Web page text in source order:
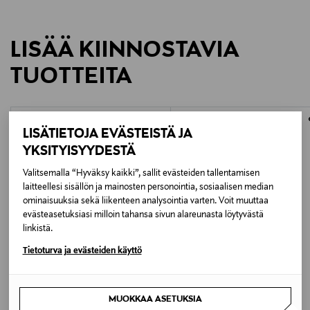
LISÄTIETOJA EVÄSTEISTÄ JA
YKSITYISYYDESTÄ
Valitsemalla “Hyväksy kaikki”, sallit evästeiden tallentamisen
laitteellesi sisällön ja mainosten personointia, sosiaalisen median
ominaisuuksia sekä liikenteen analysointia varten. Voit muuttaa
evästeasetuksiasi milloin tahansa sivun alareunasta löytyvästä
linkistä.
Tietoturva ja evästeiden käyttö
MUOKKAA ASETUKSIA
LISÄÄ KIINNOSTAVIA
TUOTTEITA
Camille drop ring ear g/clear - Snö of
Faye - Sormus